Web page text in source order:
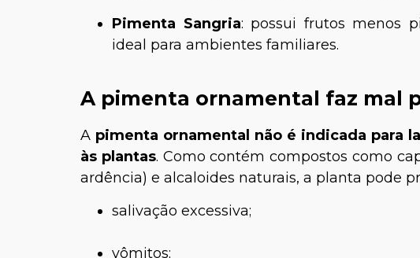
Pimenta Sangria: possui frutos menos
ideal para ambientes familiares.
A pimenta ornamental faz mal
A pimenta ornamental não é indicada para
às plantas. Como contém compostos como
ardência) e alcaloides naturais, a planta pode
salivação excessiva;
vômitos;